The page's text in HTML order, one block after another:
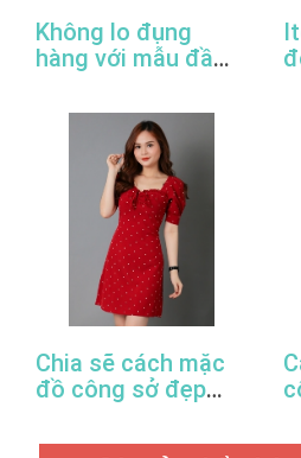
Không lo đụng
hàng với mẫu đầm
thanh lịch
Chia sẽ cách mặc
đồ công sở đẹp
này